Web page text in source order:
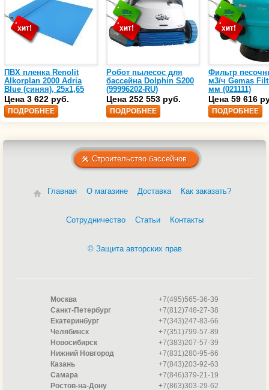
ПВХ пленка Renolit
Alkorplan 2000 Adria
Blue (синяя), 25х1,65
(35216203)
Цена 3 622 руб.
ПОДРОБНЕЕ
Робот пылесос для
бассейна Dolphin S200
(99996202-RU)
Цена 252 553 руб.
ПОДРОБНЕЕ
Фильтр
м3/ч Gemas
мм (021111)
Цена 59 616
ПОДРОБНЕЕ
Строительство бассейнов
Главная О магазине Доставка Как заказать?
Сотрудничество Статьи Контакты
© Защита авторских прав
Москва
+7(495)565-36-39
Санкт-Петербург
+7(812)748-27-38
Екатеринбург
+7(343)247-83-66
Челябинск
+7(351)799-57-89
Новосибирск
+7(383)207-57-39
Нижний Новгород
+7(831)280-95-66
Казань
+7(843)203-92-63
Самара
+7(846)379-21-19
Ростов-на-Дону
+7(863)303-29-62